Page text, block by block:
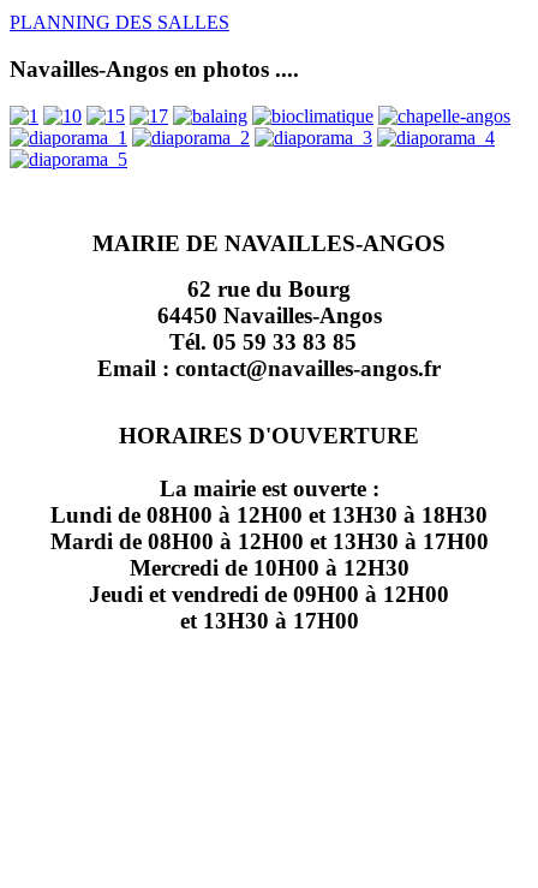
PLANNING DES SALLES
Navailles-Angos en photos ....
MAIRIE DE NAVAILLES-ANGOS
62 rue du Bourg
64450 Navailles-Angos
Tél. 05 59 33 83 85
Email : contact@navailles-angos.fr
HORAIRES D'OUVERTURE
La mairie est ouverte :
Lundi de 08H00 à 12H00 et 13H30 à 18H30
Mardi de 08H00 à 12H00 et 13H30 à 17H00
Mercredi de 10H00 à 12H30
Jeudi et vendredi de 09H00 à 12H00
et 13H30 à 17H00